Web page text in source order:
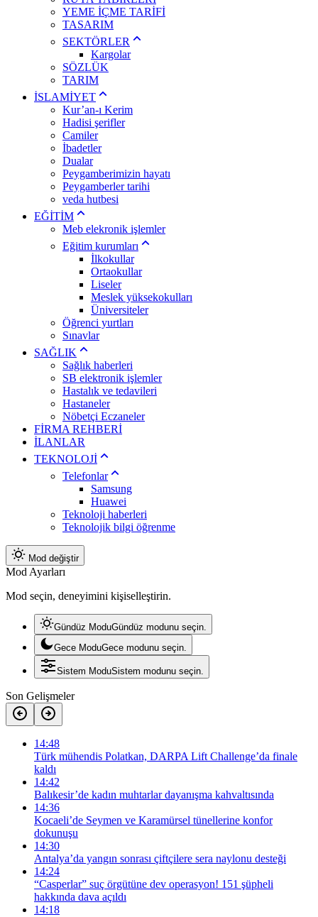
YEME İÇME TARİFİ
TASARIM
SEKTÖRLER
Kargolar
SÖZLÜK
TARIM
İSLAMİYET
Kur’an-ı Kerim
Hadisi şerifler
Camiler
İbadetler
Dualar
Peygamberimizin hayatı
Peygamberler tarihi
veda hutbesi
EĞİTİM
Meb elekronik işlemler
Eğitim kurumları
İlkokullar
Ortaokullar
Liseler
Meslek yüksekokulları
Üniversiteler
Öğrenci yurtları
Sınavlar
SAĞLIK
Sağlık haberleri
SB elektronik işlemler
Hastalık ve tedavileri
Hastaneler
Nöbetçi Eczaneler
FİRMA REHBERİ
İLANLAR
TEKNOLOJİ
Telefonlar
Samsung
Huawei
Teknoloji haberleri
Teknolojik bilgi öğrenme
Mod değiştir
Mod Ayarları
Mod seçin, deneyimini kişiselleştirin.
Gündüz ModuGündüz modunu seçin.
Gece ModuGece modunu seçin.
Sistem ModuSistem modunu seçin.
Son Gelişmeler
14:48
Türk mühendis Polatkan, DARPA Lift Challenge’da finale
kaldı
14:42
Balıkesir’de kadın muhtarlar dayanışma kahvaltısında
14:36
Kocaeli’de Seymen ve Karamürsel tünellerine konfor
dokunuşu
14:30
Antalya’da yangın sonrası çiftçilere sera naylonu desteği
14:24
“Casperlar” suç örgütüne dev operasyon! 151 şüpheli
hakkında dava açıldı
14:18